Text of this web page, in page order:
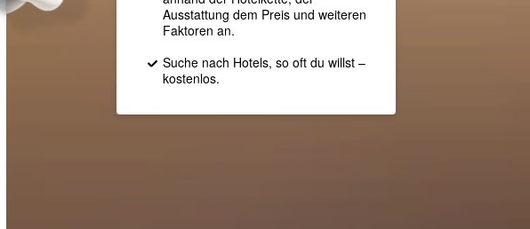
Ausstattung dem Preis und weiteren
Faktoren an.
Suche nach Hotels, so oft du willst –
kostenlos.